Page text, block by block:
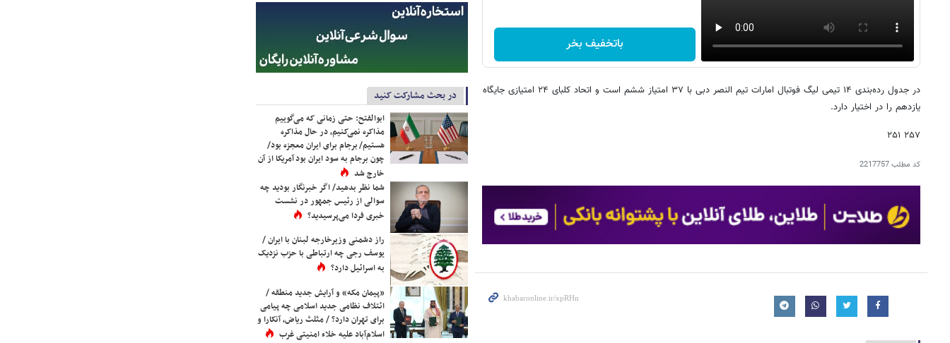
باتخفیف بخر
در جدول رده‌بندی ۱۴ تیمی لیگ فوتبال امارات تیم النصر دبی با ۳۷ امتیاز ششم است و اتحاد کلبای ۲۴ امتیازی جایگاه
یازدهم را در اختیار دارد.
۲۵۷ ۲۵۱
کد مطلب2217757
در بحث مشارکت کنید
ابوالفتح: حتی زمانی که می‌گوییم
مذاکره نمی‌کنیم، در حال مذاکره
هستیم/ برجام برای ایران معجزه بود/
چون برجام به سود ایران بود آمریکا از آن
خارج شد
شما نظر بدهید/ اگر خبرنگار بودید چه
سوالی از رئیس جمهور در نشست
خبری فردا می‌پرسیدید؟
راز دشمنی وزیرخارجه لبنان با ایران /
یوسف رجی چه ارتباطی با حزب نزدیک
به اسرائیل دارد؟
«پیمان مکه» و آرایش جدید منطقه /
ائتلاف نظامی جدید اسلامی چه پیامی
برای تهران دارد؟ / مثلث ریاض، آنکارا و
اسلام‌آباد علیه خلاء امنیتی غرب